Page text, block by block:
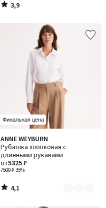
3,9
/
Финальная цена
ANNE WEYBURN
Рубашка хлопковая с
длинными рукавами
7500 ₽-35%
от5325 ₽
4,1
/ 5
Количество
цветов:
2
4,1
/